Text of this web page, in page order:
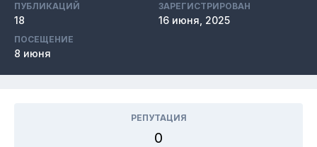
ПУБЛИКАЦИЙ
18
ЗАРЕГИСТРИРОВАН
16 июня, 2025
ПОСЕЩЕНИЕ
8 июня
РЕПУТАЦИЯ
0